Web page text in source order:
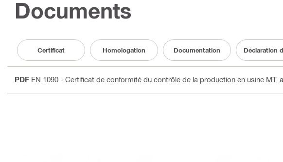
Documents
Certificat Homologation Documentation Déclaration
PDF EN 1090 - Certificat de conformité du contrôle de la production en usine MT,